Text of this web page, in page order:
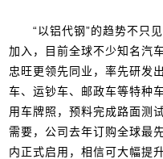
“以铝代钢”的趋势不只见
加入，目前全球不少知名汽
忠旺更领先同业，率先研发
车、运钞车、邮政车等特种
用车牌照，预料完成路面测
需要，公司去年订购全球最
内正式启用，相信可大幅提